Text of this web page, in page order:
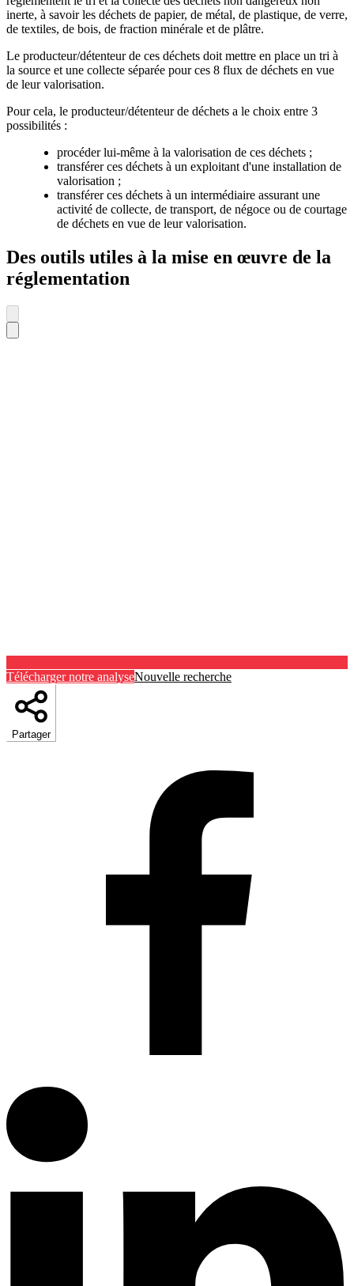
inerte, à savoir les déchets de papier, de métal, de plastique, de verre,
de textiles, de bois, de fraction minérale et de plâtre.
Le producteur/détenteur de ces déchets doit mettre en place un tri à
la source et une collecte séparée pour ces 8 flux de déchets en vue
de leur valorisation.
Pour cela, le producteur/détenteur de déchets a le choix entre 3
possibilités :
procéder lui-même à la valorisation de ces déchets ;
transférer ces déchets à un exploitant d'une installation de
valorisation ;
transférer ces déchets à un intermédiaire assurant une
activité de collecte, de transport, de négoce ou de courtage
de déchets en vue de leur valorisation.
Des outils utiles à la mise en œuvre de la
réglementation
Télécharger notre analyseNouvelle recherche
Partager